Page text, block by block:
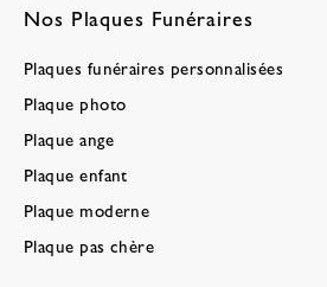
Nos Plaques Funéraires
Plaques funéraires personnalisées
Plaque photo
Plaque ange
Plaque enfant
Plaque moderne
Plaque pas chère